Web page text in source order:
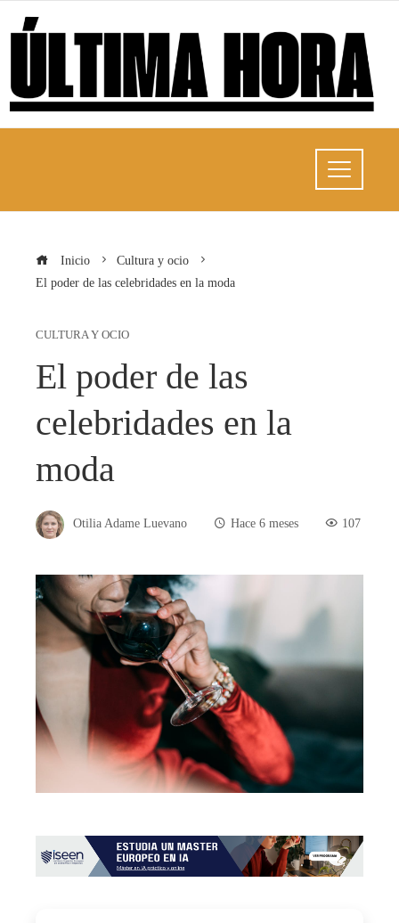
Inicio
Cultura y ocio
El poder de las celebridades en la moda
CULTURA Y OCIO
El poder de las
celebridades en la
moda
Otilia Adame Luevano Hace 6 meses 107